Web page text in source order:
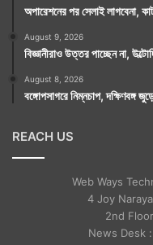
অপারেশনের পর সেলাই লাগবেনা,
August 9, 2026
বিজ্ঞানীরাও উত্তর পাচ্ছেন না,
August 8, 2026
বঙ্গোপসাগরে নিম্নচাপ, দক্ষিণবঙ্গ
REACH US
Web Ways
4 Joy
2nd
News Desk